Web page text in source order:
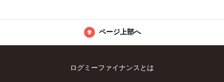
ページ上部へ
ログミーファイナンスとは